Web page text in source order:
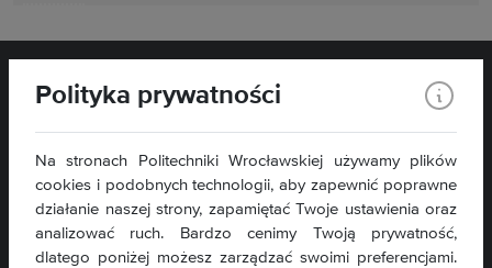
Wydział Elektryczny
Wybrzeże Wyspiańskiego 27
50-370 Wrocław
Polityka prywatności
Na stronach Politechniki Wrocławskiej używamy plików
cookies i podobnych technologii, aby zapewnić poprawne
działanie naszej strony, zapamiętać Twoje ustawienia oraz
analizować ruch. Bardzo cenimy Twoją prywatność,
dlatego poniżej możesz zarządzać swoimi preferencjami.